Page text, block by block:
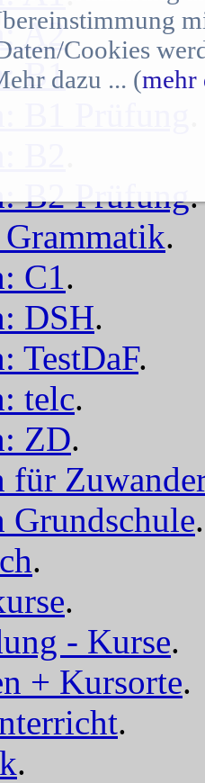
A2.
B1.
B2 Prüfung.
.
C1.
DSH.
TestDaF.
telc.
ZD.
für
Grundschule.
.
.
- Kurse.
+ Kursorte.
.
.
Cookies
dazu ... (mehr